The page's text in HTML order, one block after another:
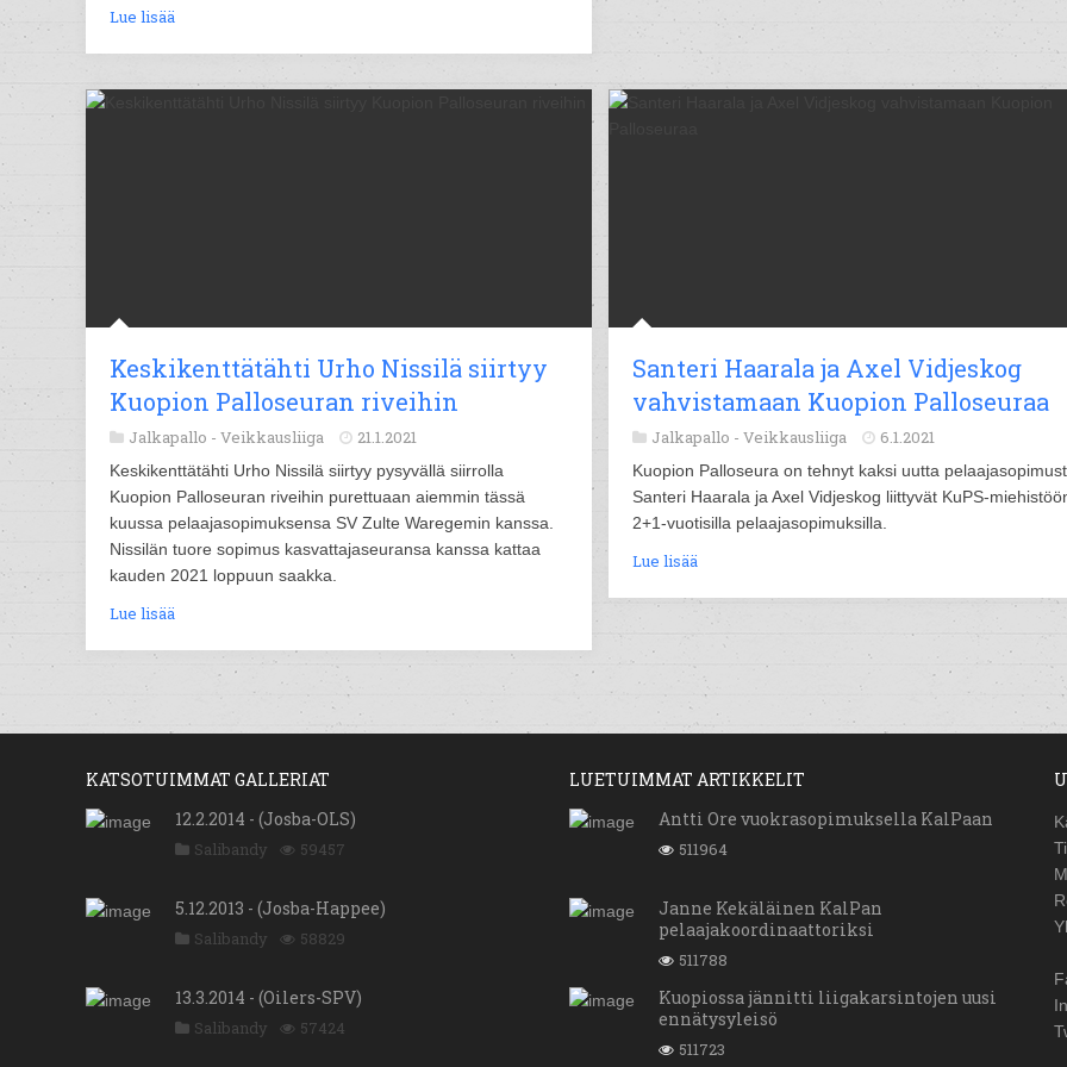
Lue lisää
Keskikenttätähti Urho Nissilä siirtyy
Kuopion Palloseuran riveihin
Jalkapallo - Veikkausliiga 21.1.2021
Keskikenttätähti Urho Nissilä siirtyy pysyvällä siirrolla
Kuopion Palloseuran riveihin purettuaan aiemmin tässä
kuussa pelaajasopimuksensa SV Zulte Waregemin kanssa.
Nissilän tuore sopimus kasvattajaseuransa kanssa kattaa
kauden 2021 loppuun saakka.
Lue lisää
Santeri Haarala ja Axel Vidjeskog
vahvistamaan Kuopion Palloseuraa
Jalkapallo - Veikkausliiga 6.1.2021
Kuopion Palloseura on tehnyt kaksi uutta
Santeri Haarala ja Axel Vidjeskog liittyvät KuPS-
2+1-vuotisilla pelaajasopimuksilla.
Lue lisää
KATSOTUIMMAT GALLERIAT
12.2.2014 - (Josba-OLS)
Salibandy 59457
5.12.2013 - (Josba-Happee)
Salibandy 58829
13.3.2014 - (Oilers-SPV)
Salibandy 57424
LUETUIMMAT ARTIKKELIT
Antti Ore vuokrasopimuksella KalPaan
511964
Janne Kekäläinen KalPan
pelaajakoordinaattoriksi
511788
Kuopiossa jännitti liigakarsintojen uusi
ennätysyleisö
511723